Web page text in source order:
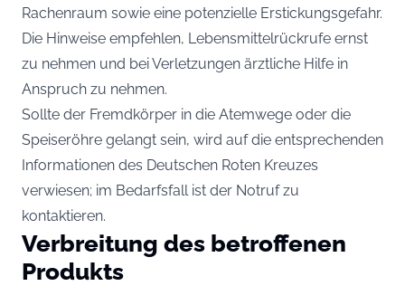
Rachenraum sowie eine potenzielle Erstickungsgefahr.
Die Hinweise empfehlen, Lebensmittelrückrufe ernst
zu nehmen und bei Verletzungen ärztliche Hilfe in
Anspruch zu nehmen.
Sollte der Fremdkörper in die Atemwege oder die
Speiseröhre gelangt sein, wird auf die entsprechenden
Informationen des Deutschen Roten Kreuzes
verwiesen; im Bedarfsfall ist der Notruf zu
kontaktieren.
Verbreitung des betroffenen
Produkts